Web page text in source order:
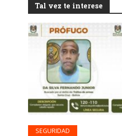
Tal vez te interese
SEGURIDAD